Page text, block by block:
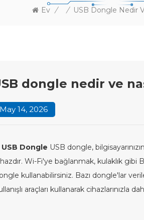
Ev / / USB Dongle Nedir
dongle nedir ve
May 14, 2026
USB Dongle USB dongle,
Wi-Fi'ye bağlanmak, kulaklık
kullanabilirsiniz. Bazı dongle'lar
araçları kullanarak